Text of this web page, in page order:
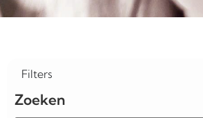
Filters
Zoeken